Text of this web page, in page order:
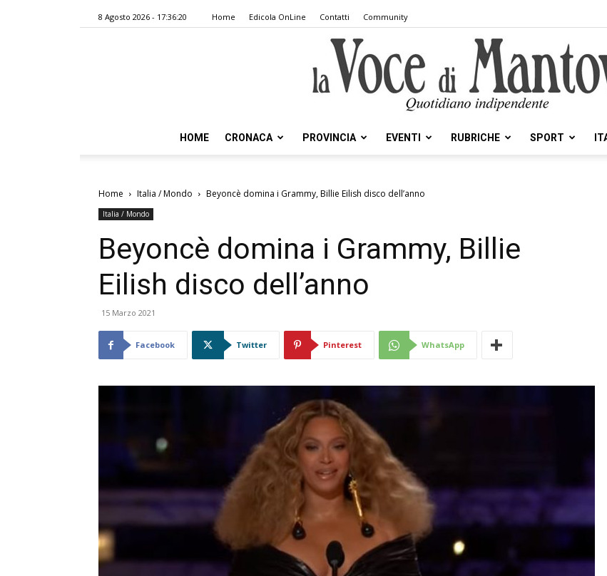
8 Agosto 2026 - 17:36:20 Home Edicola OnLine Contatti Community
HOME CRONACA PROVINCIA EVENTI RUBRICHE SPORT
Home Italia / Mondo Beyoncè domina i Grammy, Billie Eilish disco dell’anno
Italia / Mondo
Beyoncè domina i Grammy, Billie
Eilish disco dell’anno
15 Marzo 2021
Facebook Twitter Pinterest WhatsApp